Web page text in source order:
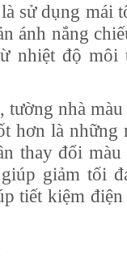
sử dụng mái
ánh nắng
nhiệt độ môi
tường nhà
hơn là
thay đổi
giảm tối
tiết kiệm